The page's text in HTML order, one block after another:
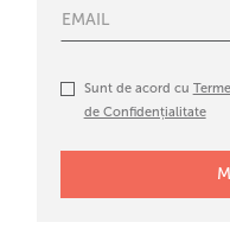
Sunt de acord cu
de Confidențialitate